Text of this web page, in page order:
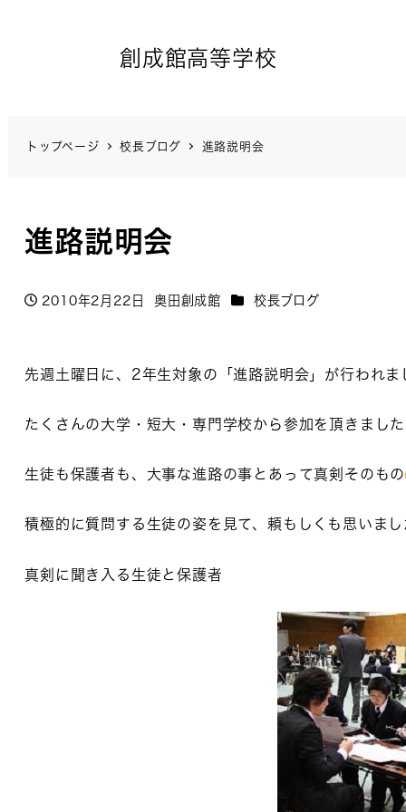
創成館高等学校
トップページ 校長ブログ 進路説明会
進路説明会
投稿日
2010年2月22日
著
奥田創成館 カテゴリー
校長ブログ
先週土曜日に、2年生対象の「進路説明会」が行われま
たくさんの大学・短大・専門学校から参加を頂きまし
生徒も保護者も、大事な進路の事とあって真剣そのもの
積極的に質問する生徒の姿を見て、頼もしくも思いま
真剣に聞き入る生徒と保護者